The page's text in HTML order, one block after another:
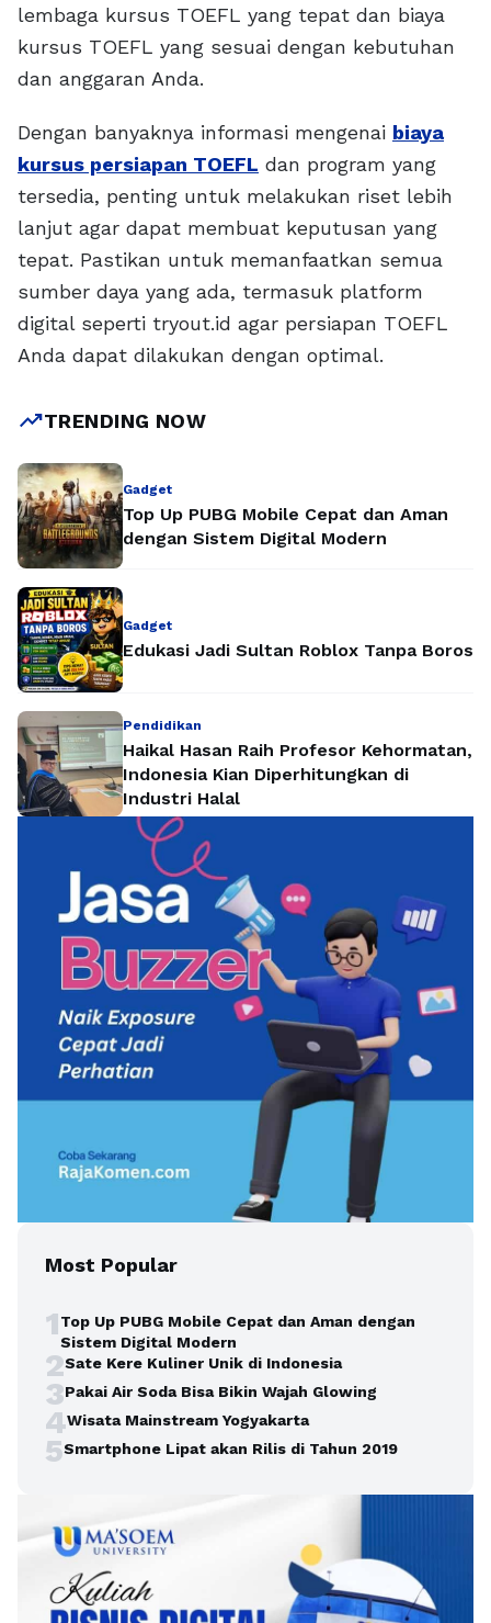
lembaga kursus TOEFL yang tepat dan biaya
kursus TOEFL yang sesuai dengan kebutuhan
dan anggaran Anda.
Dengan banyaknya informasi mengenai biaya
kursus persiapan TOEFL dan program yang
tersedia, penting untuk melakukan riset lebih
lanjut agar dapat membuat keputusan yang
tepat. Pastikan untuk memanfaatkan semua
sumber daya yang ada, termasuk platform
digital seperti tryout.id agar persiapan TOEFL
Anda dapat dilakukan dengan optimal.
trending_upTRENDING NOW
Gadget
Top Up PUBG Mobile Cepat dan Aman
dengan Sistem Digital Modern
Gadget
Edukasi Jadi Sultan Roblox Tanpa Boros
Pendidikan
Haikal Hasan Raih Profesor Kehormatan,
Indonesia Kian Diperhitungkan di
Industri Halal
Most Popular
1Top Up PUBG Mobile Cepat dan Aman dengan
Sistem Digital Modern
2Sate Kere Kuliner Unik di Indonesia
3Pakai Air Soda Bisa Bikin Wajah Glowing
4Wisata Mainstream Yogyakarta
5Smartphone Lipat akan Rilis di Tahun 2019